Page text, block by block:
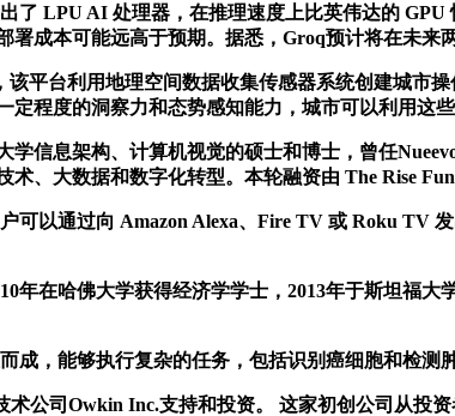
LPU AI 处理器，在推理速度上比英伟达的 GPU
成本可能远高于预期。据悉，Groq预计将在未来
台利用地理空间数据收集传感器系统创建城市
定程度的洞察力和态势感知能力，城市可以利用这
息架构、计算机视觉的硕士和博士，曾任
、大数据和数字化转型。本轮融资由 The Rise
以通过向 Amazon Alexa、Fire TV 或 Roku TV
在哈佛大学获得经济学学士，2013年于斯坦福
，能够执行复杂的任务，包括识别癌细胞和检测
司Owkin Inc.支持和投资。 这家初创公司从投